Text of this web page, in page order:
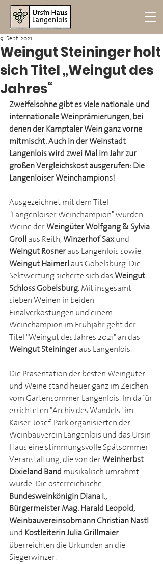
Weingut Steininger holt
sich Titel „Weingut des
Jahres“
9. Sept. 2021
Zweifelsohne gibt es viele nationale und
internationale Weinprämierungen, bei
denen der Kamptaler Wein ganz vorne
mitmischt. Auch in der Weinstadt
Langenlois wird zwei Mal im Jahr zur
großen Vergleichskost ausgerufen: Die
Langenloiser Weinchampions!
Ausgezeichnet mit dem Titel
"Langenloiser Weinchampion" wurden
Weine der Weingüter Wolfgang & Sylvia
Groll aus Reith, Winzerhof Sax und
Weingut Rosner aus Langenlois sowie
Weingut Haimerl aus Gobelsburg. Die
Sektwertung sicherte sich das Weingut
Schloss Gobelsburg. Mit insgesamt
sieben Weinen in beiden
Finalverkostungen und einem
Weinchampion im Frühjahr geht der
Titel "Weingut des Jahres 2021" an das
Weingut Steininger aus Langenlois.
Die Präsentation der besten Weingüter
und Weine stand heuer ganz im Zeichen
vom Gartensommer Langenlois. Im dafür
errichteten "Archiv des Wandels" im
Kaiser-Josef-Park organisierten der
Weinbauverein Langenlois und das Ursin
Haus eine stimmungsvolle Spätsommer-
Veranstaltung, die von der Weinherbst
Dixieland Band musikalisch umrahmt
wurde. Die österreichische
Bundesweinkönigin Diana I.,
Bürgermeister Mag. Harald Leopold,
Weinbauvereinsobmann Christian Nastl
und Kostleiterin Julia Grillmaier
überreichten die Urkunden an die
Siegerwinzer.